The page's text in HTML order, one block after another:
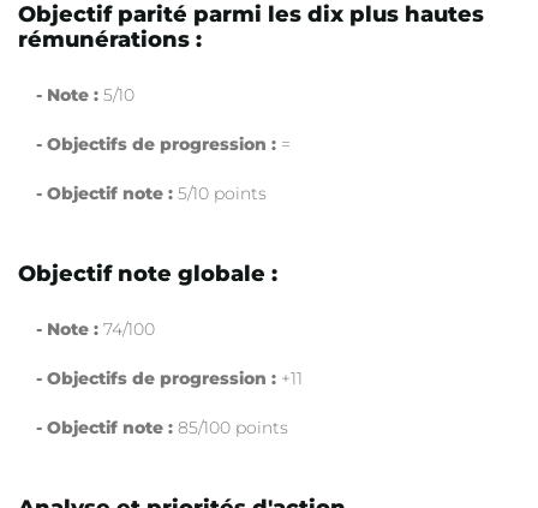
Objectif parité parmi les dix plus hautes
rémunérations :
- Note : 5/10
- Objectifs de progression : =
- Objectif note : 5/10 points
Objectif note globale :
- Note : 74/100
- Objectifs de progression : +11
- Objectif note : 85/100 points